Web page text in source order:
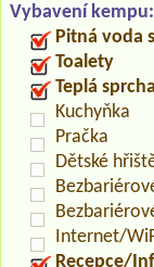
Vybavení kempu:
Pitná voda
Toalety
Teplá sprcha
Kuchyňka
Pračka
Dětské
Internet/
Recepce/